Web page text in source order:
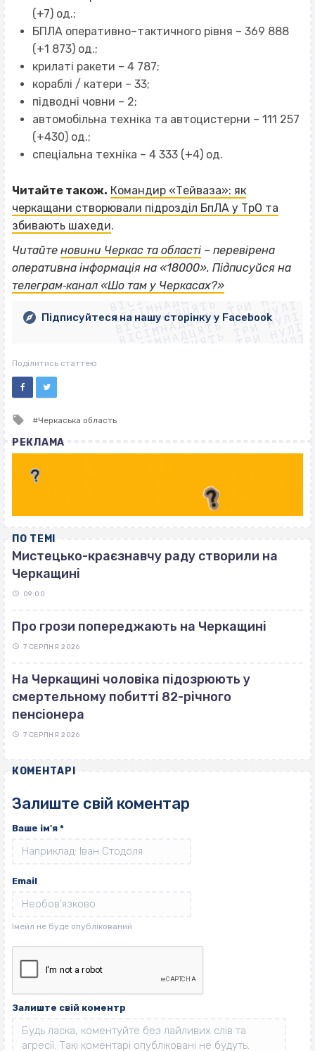
(+7) од.;
БПЛА оперативно–тактичного рівня – 369 888
(+1 873) од.;
крилаті ракети – 4 787;
кораблі / катери – 33;
підводні човни – 2;
автомобільна техніка та автоцистерни – 111 257
(+430) од.;
спеціальна техніка – 4 333 (+4) од.
Читайте також. Командир «Тейваза»: як
черкащани створювали підрозділ БпЛА у ТрО та
збивають шахеди.
Читайте новини Черкас та області – перевірена
оперативна інформація на «18000». Підписуйся на
телеграм‐канал «Шо там у Черкасах?»
ВІСІМНАДЦЯТЬ ТРИ НУЛІ
ВІСІМНАДЦЯТЬ ТРИ НУЛІ
ВІСІМНАДЦЯТЬ ТРИ НУЛІ
ВІСІМНАДЦЯТЬ ТРИ НУЛІ
ВІСІМНАДЦЯТЬ ТРИ НУЛІ
ВІСІМНАДЦЯТЬ ТРИ НУЛІ
ВІСІМНАДЦЯТЬ ТРИ НУЛІ
ВІСІМНАДЦЯТЬ ТРИ НУЛІ
Підписуйтеся на нашу сторінку у Facebook
Поділитись статтею
Tagged
Черкаська область
РЕКЛАМА
ПО ТЕМІ
Мистецько-краєзнавчу раду створили на
Черкащині
09:00
Про грози попереджають на Черкащині
7 СЕРПНЯ 2026
На Черкащині чоловіка підозрюють у
смертельному побитті 82-річного
пенсіонера
7 СЕРПНЯ 2026
КОМЕНТАРІ
Залиште свій коментар
Ваше ім'я *
Email
Залиште свій коментр